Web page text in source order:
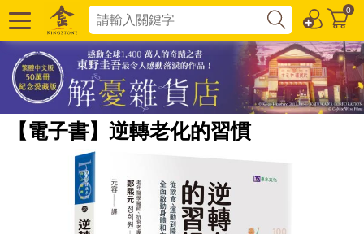
0
【電子書】逆轉老化的習慣